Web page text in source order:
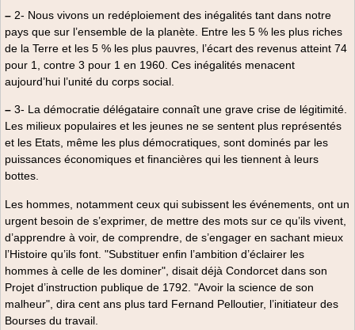
La brochure a été réalisée à partir de l’ouvrage suivant :
POURTOIS Jean-Pierre, DESMET Huguette,L’éducation
postmoderne, PUF, Paris, 1997, Réédité en 1998 et
2002.
Prix de vente : 10 €
– 2- Nous vivons un redéploiement des inégalités tant dans notre
pays que sur l’ensemble de la planète. Entre les 5 % les plus riches
de la Terre et les 5 % les plus pauvres, l’écart des revenus atteint 74
pour 1, contre 3 pour 1 en 1960. Ces inégalités menacent
aujourd’hui l’unité du corps social.
– 3- La démocratie délégataire connaît une grave crise de légitimité.
Les milieux populaires et les jeunes ne se sentent plus représentés
et les Etats, même les plus démocratiques, sont dominés par les
puissances économiques et financières qui les tiennent à leurs
bottes.
Les hommes, notamment ceux qui subissent les événements, ont un
urgent besoin de s’exprimer, de mettre des mots sur ce qu’ils vivent,
d’apprendre à voir, de comprendre, de s’engager en sachant mieux
l’Histoire qu’ils font. "Substituer enfin l’ambition d’éclairer les
hommes à celle de les dominer", disait déjà Condorcet dans son
Projet d’instruction publique de 1792. "Avoir la science de son
malheur", dira cent ans plus tard Fernand Pelloutier, l’initiateur des
Bourses du travail.